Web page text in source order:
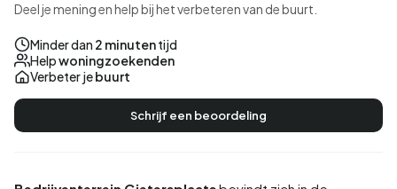
Deel je mening en help bij het verbeteren van de buurt.
Minder dan 2 minutentijd
Helpwoningzoekenden
Verbeter jebuurt
Schrijf een beoordeling